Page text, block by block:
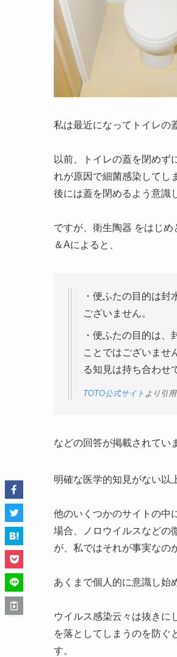
私は最近になってトイレの
以前、トイレの蓋を閉めず
れが原因で細菌感染してし
後には蓋を閉めるよう意識
ですが、衛生陶器 をはじ
＆Aによると、
・便ふたの目的は
ございません。
・便ふたの目的は
ことではございませ
る知見は持ち合わせ
TOTO公式サイト より引用
などの回答が掲載されてい
明確な医学的知見がない以
他のいくつかのサイトの中
場合、ノロウイルスなどの
が、私ではそれが事実なの
あくまで個人的に意識し始
ウイルス感染云々は抜きに
を落としてしまうのを防ぐ
す。